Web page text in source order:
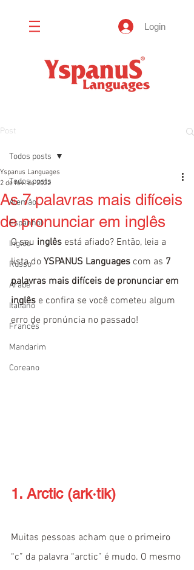
Login
Post
Todos posts
Alemão
Espanhol
Inglês
Russo
Árabe
Italiano
Francês
Mandarim
Coreano
Todos posts
As 7 palavras mais difíceis
de pronunciar em inglês
Yspanus Languages
2 de fev. de 2022
O seu inglês está afiado? Então, leia a
lista do YSPANUS Languages com as 7
palavras mais difíceis de pronunciar em
inglês e confira se você cometeu algum
erro de pronúncia no passado!
1. Arctic (ark·tik)
Muitas pessoas acham que o primeiro
“c” da palavra “arctic” é mudo. O mesmo